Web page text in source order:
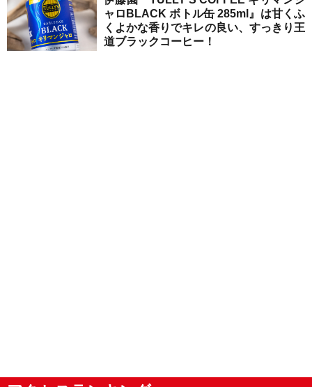
ャロBLACK ボトル缶 285ml』は甘くふ
くよかな香りでキレの良い、すっきり王
道ブラックコーヒー！